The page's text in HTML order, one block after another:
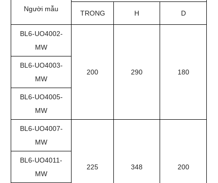
Người mẫu
TRONG H D
BL6-UO4002-
MW
200 290 180
BL6-UO4003-
MW
BL6-UO4005-
MW
BL6-UO4007-
MW
225 348 200
BL6-UO4011-
MW